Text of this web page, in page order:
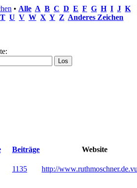
• Alle A B C D E F G H I J K
T U V W X Y Z Anderes Zeichen
Beiträge Website
1135 http://